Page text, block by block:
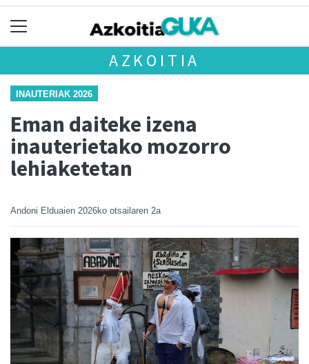
AZKOITIA
INAUTERIAK 2026
Eman daiteke izena
inauterietako mozorro
lehiaketetan
Andoni Elduaien 2026ko otsailaren 2a